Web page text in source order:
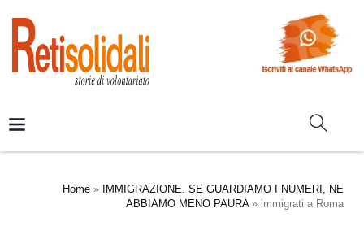
Home »
IMMIGRAZIONE. SE GUARDIAMO I NUMERI, NE
ABBIAMO MENO PAURA» immigrati a Roma